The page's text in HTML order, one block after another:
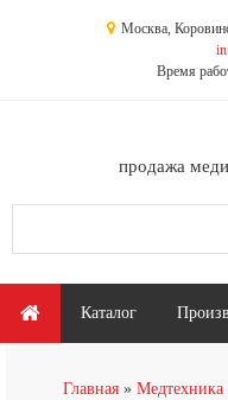
Москва,
Время
продажа
Главное меню
Каталог
Главная Медтехника